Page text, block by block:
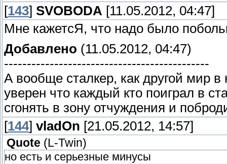
[143] SVOBODA [11.05.2012, 04:47]
Мне кажетсЯ, что надо было
Добавлено (11.05.2012, 04:47)
---------------------------------------------
А вообще сталкер, как другой мир в
уверен что каждый кто поиграл в
сгонять в зону отчуждения и
[144] vladOn [21.05.2012, 14:57]
Quote ( L-Twin)
но есть и серьезные минусы